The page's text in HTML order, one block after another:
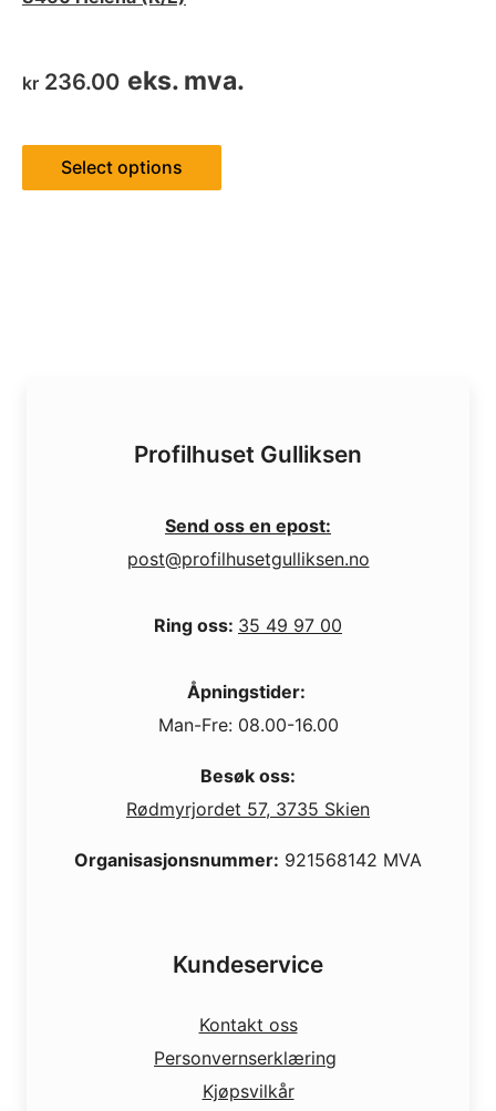
kr 236.00 eks. mva.
Select options
Profilhuset Gulliksen
Send oss en epost:
post@profilhusetgulliksen.no
Ring oss: 35 49 97 00
Åpningstider:
Man-Fre: 08.00-16.00
Besøk oss:
Rødmyrjordet 57, 3735 Skien
Organisasjonsnummer: 921568142 MVA
Kundeservice
Kontakt oss
Personvernserklæring
Kjøpsvilkår